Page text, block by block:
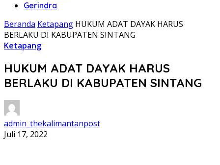
Gerindra
Beranda Ketapang HUKUM ADAT DAYAK HARUS
BERLAKU DI KABUPATEN SINTANG
Ketapang
HUKUM ADAT DAYAK HARUS
BERLAKU DI KABUPATEN SINTANG
admin_thekalimantanpost
Juli 17, 2022